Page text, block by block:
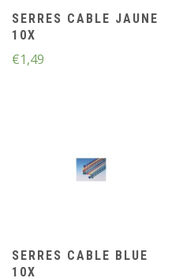
SERRES CABLE JAUNE
10X
€1,49
SERRES CABLE BLUE
10X